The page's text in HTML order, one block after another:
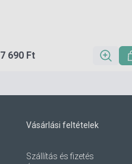
7 690 Ft
Vásárlási feltételek
Szállítás és fizetés